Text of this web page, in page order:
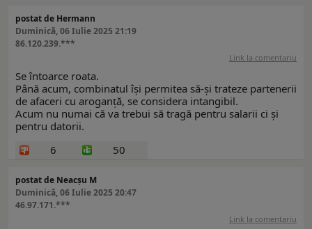
postat de Hermann
Duminică, 06 Iulie 2025 21:19
86.120.239.***
Link la comentariu
Se întoarce roata.
Până acum, combinatul își permitea să-și trateze partenerii
de afaceri cu aroganță, se considera intangibil.
Acum nu numai că va trebui să tragă pentru salarii ci și
pentru datorii.
6
50
postat de Neacșu M
Duminică, 06 Iulie 2025 20:47
46.97.171.***
Link la comentariu